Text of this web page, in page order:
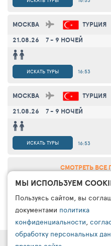
МОСКВА
ТУРЦИЯ
21.08.26
7 - 9 НОЧЕЙ
16:53
ИСКАТЬ ТУРЫ
МОСКВА
ТУРЦИЯ
21.08.26
7 - 9 НОЧЕЙ
16:53
ИСКАТЬ ТУРЫ
СМОТРЕТЬ ВСЕ
МЫ ИСПОЛЬЗУЕМ
Пользуясь сайтом, вы
документами политика
конфиденциальности,
обработку персональных